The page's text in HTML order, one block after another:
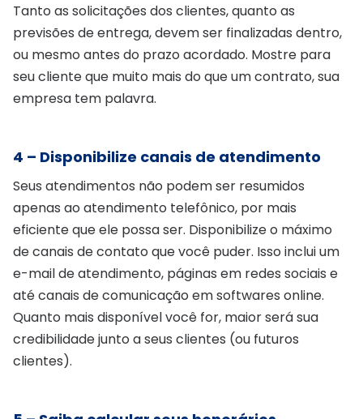
Tanto as solicitações dos clientes, quanto as
previsões de entrega, devem ser finalizadas dentro,
ou mesmo antes do prazo acordado. Mostre para
seu cliente que muito mais do que um contrato, sua
empresa tem palavra.
4 – Disponibilize canais de atendimento
Seus atendimentos não podem ser resumidos
apenas ao atendimento telefônico, por mais
eficiente que ele possa ser. Disponibilize o máximo
de canais de contato que você puder. Isso inclui um
e-mail de atendimento, páginas em redes sociais e
até canais de comunicação em softwares online.
Quanto mais disponível você for, maior será sua
credibilidade junto a seus clientes (ou futuros
clientes).